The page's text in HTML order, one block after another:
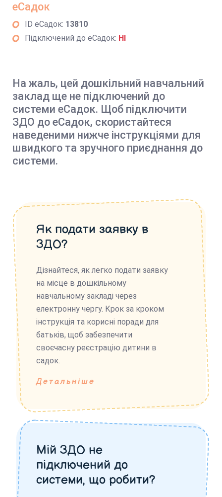
еСадок
ID еСадок: 13810
Підключений до еСадок: НІ
На жаль, цей дошкільний навчальний
заклад ще не підключений до
системи еСадок. Щоб підключити
ЗДО до еСадок, скористайтеся
наведеними нижче інструкціями для
швидкого та зручного приєднання до
системи.
Як подати заявку в
ЗДО?
Дізнайтеся, як легко подати заявку
на місце в дошкільному
навчальному закладі через
електронну чергу. Крок за кроком
інструкція та корисні поради для
батьків, щоб забезпечити
своєчасну реєстрацію дитини в
садок.
Детальніше
Мій ЗДО не
підключений до
системи, що робити?